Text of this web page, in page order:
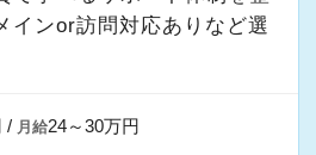
インor訪問対応ありなど選
/ 月給24～30万円